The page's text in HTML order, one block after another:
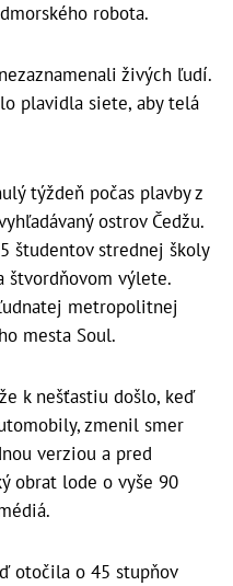
robota.
živých ľudí.
plavidla siete, aby telá
týždeň počas plavby z
ostrov Čedžu.
študentov strednej školy
štvordňovom výlete.
metropolitnej
mesta Soul.
k nešťastiu došlo, keď
zmenil smer
verziou a pred
obrat lode o vyše 90
otočila o 45 stupňov